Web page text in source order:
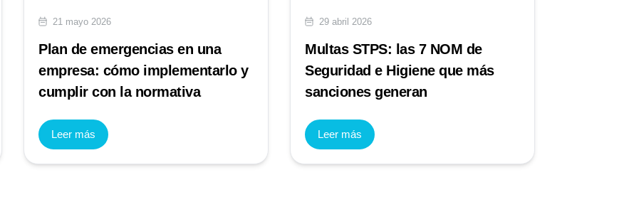
21 mayo 2026
Plan de emergencias en una
empresa: cómo implementarlo y
cumplir con la normativa
Leer más
29 abril 2026
Multas STPS: las 7 NOM de
Seguridad e Higiene que más
sanciones generan
Leer más